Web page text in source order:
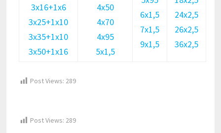
3х16+1х6
3х25+1х10
3х35+1х10
3х50+1х16
4х50
4х70
4х95
5х1,5
6х1,5
7х1,5
9х1,5
24х2,5
26х2,5
36х2,5
Post Views: 289
Post Views: 289